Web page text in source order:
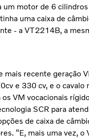
motor de 6
uma caixa de
- a VT2214B, a
recente geração
e 330 cv, e o
VM vocacionais
SCR para
de caixa de
“E, mais uma vez, o